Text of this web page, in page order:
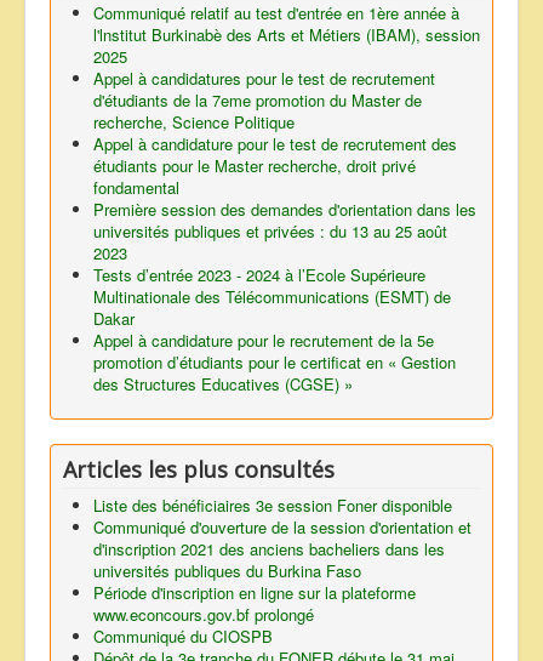
Communiqué relatif au test d'entrée en 1ère année à
l'lnstitut Burkinabè des Arts et Métiers (IBAM), session
2025
Appel à candidatures pour le test de recrutement
d'étudiants de la 7eme promotion du Master de
recherche, Science Politique
Appel à candidature pour le test de recrutement des
étudiants pour le Master recherche, droit privé
fondamental
Première session des demandes d'orientation dans les
universités publiques et privées : du 13 au 25 août
2023
Tests d’entrée 2023 - 2024 à l’Ecole Supérieure
Multinationale des Télécommunications (ESMT) de
Dakar
Appel à candidature pour le recrutement de la 5e
promotion d’étudiants pour le certificat en « Gestion
des Structures Educatives (CGSE) »
Articles les plus consultés
Liste des bénéficiaires 3e session Foner disponible
Communiqué d'ouverture de la session d'orientation et
d'inscription 2021 des anciens bacheliers dans les
universités publiques du Burkina Faso
Période d'inscription en ligne sur la plateforme
www.econcours.gov.bf prolongé
Communiqué du CIOSPB